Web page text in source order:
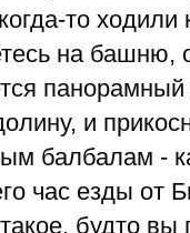
то ходили
на башню,
и
балбалам -
час езды от
будто вы